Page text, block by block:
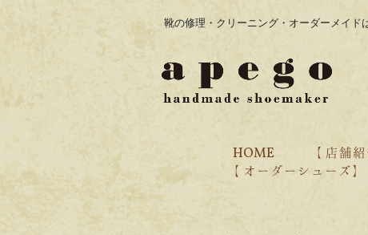
靴の修理・クリーニング・オーダーメイド
HOME 【 店舗紹
【 オーダーシューズ】